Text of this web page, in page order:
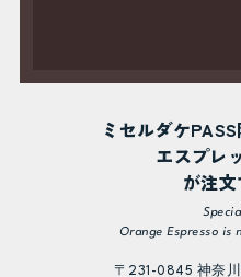
ミセルダケ
エスプレ
が注
Orange Espresso is
〒231-0845 神奈